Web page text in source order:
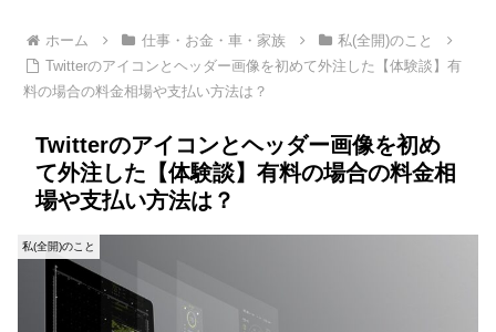
ホーム 仕事・お金・車・家族
私(全開)のこと
Twitterのアイコンとヘッダー画像を初めて外注した【体験談】有
料の場合の料金相場や支払い方法は？
Twitterのアイコンとヘッダー画像を初め
て外注した【体験談】有料の場合の料金相
場や支払い方法は？
私(全開)のこと